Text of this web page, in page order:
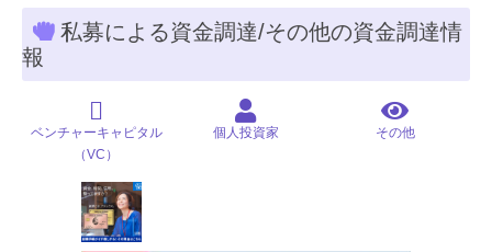
私募による資金調達/その他の資金調達情
報
ベンチャーキャピタル
（VC）
個人投資家 その他